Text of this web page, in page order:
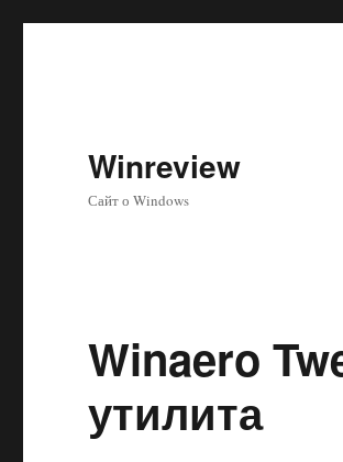
Winreview
Сайт о Windows
Winaero
утилита